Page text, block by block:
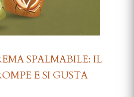
SPALMABILE: IL
E SI GUSTA